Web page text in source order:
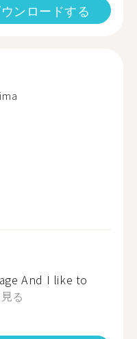
ンロードする
And I like to
る